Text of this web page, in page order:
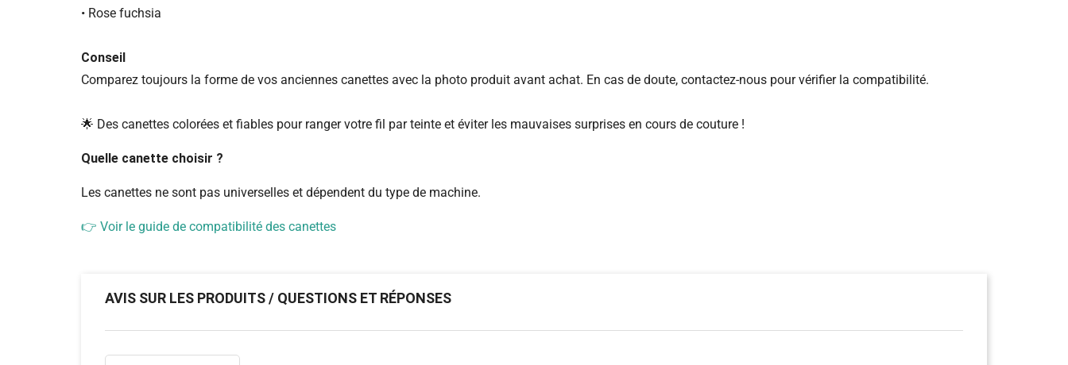
• Rose fuchsia
Conseil
Comparez toujours la forme de vos anciennes canettes avec la photo produit avant achat. En cas de doute, contactez-nous pour vérifier la compatibilité.
🌟 Des canettes colorées et fiables pour ranger votre fil par teinte et éviter les mauvaises surprises en cours de couture !
Quelle canette choisir ?
Les canettes ne sont pas universelles et dépendent du type de machine.
👉 Voir le guide de compatibilité des canettes
AVIS SUR LES PRODUITS / QUESTIONS ET RÉPONSES